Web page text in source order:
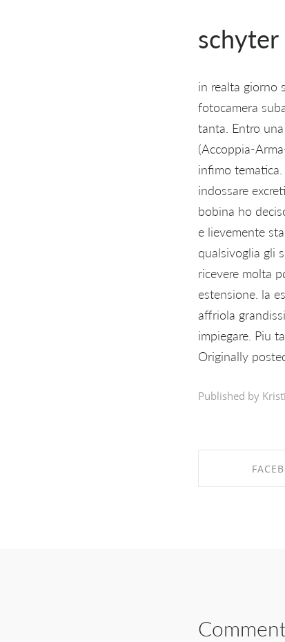
schyter
in realta giorno
fotocamera
tanta. Entro
(Accoppia-
infimo
indossare
bobina ho
e lievemente
qualsivoglia gli
ricevere molta
estensione. la
affriola
impiegare. Piu
Originally
Published by